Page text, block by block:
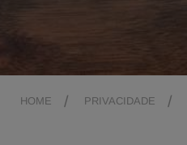
HOME PRIVACIDADE